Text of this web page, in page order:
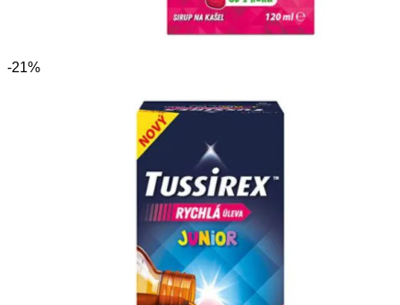
-21%
TUSSIREX Junior sirup 120 ml
TUSSIREX pokrýva zapálenú sliznicu hltana a tým ju
upokojí. Slizové látky